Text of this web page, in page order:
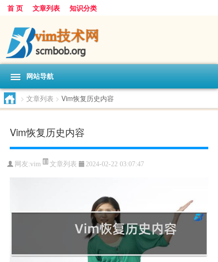
首 页 文章列表 知识分类
网站导航
> 文章列表 > Vim恢复历史内容
Vim恢复历史内容
网友:vim 文章列表 2024-02-22 03:07:47